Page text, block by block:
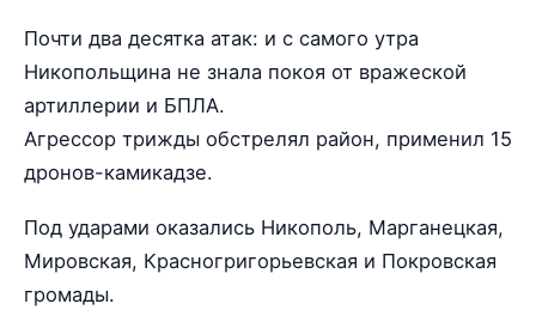
Почти два десятка атак: и с самого утра
Никопольщина не знала покоя от вражеской
артиллерии и БПЛА.
Агрессор трижды обстрелял район, применил 15
дронов-камикадзе.
Под ударами оказались Никополь, Марганецкая,
Мировская, Красногригорьевская и Покровская
громады.